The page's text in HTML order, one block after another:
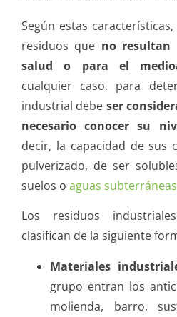
Según estas
residuos que no resultan
salud o para el
cualquier caso, para
industrial debe ser
necesario conocer su
decir, la capacidad de sus
pulverizado, de ser
suelos o aguas subterráneas
Los residuos
clasifican de la siguiente
Materiales
grupo entran los
molienda, barro,